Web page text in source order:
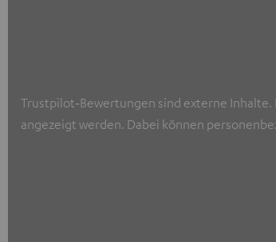
Trustpilot‑Bewertungen sind externe
angezeigt werden. Dabei können